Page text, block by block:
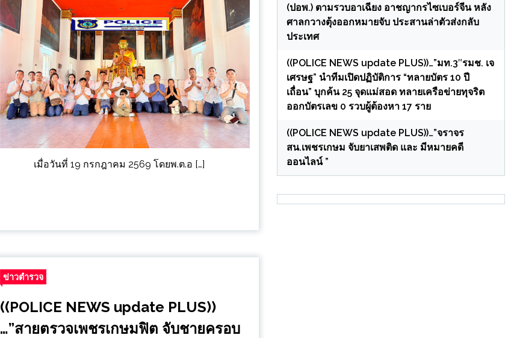
เมื่อวันที่ 19 กรกฎาคม 2569 โดยพ.ต.อ […]
ข่าวตำรวจ
((POLICE NEWS update PLUS))
…”สายตรวจเพชรเกษมฟิต จับชายครอบ
(ปอพ.) ตามรวบอาเฉียง อาชญากรไซเบอร์จีน หลัง
ศาลกวางตุ้งออกหมายจับ ประสานล่าตัวส่งกลับ
ประเทศ
((POLICE NEWS update PLUS))…”มท.3″รมช. เจ
เศรษฐ” นำทีมเปิดปฏิบัติการ “ทลายบัตร 10 ปี
เถื่อน” บุกค้น 25 จุดแม่สอด ทลายเครือข่ายทุจริต
ออกบัตรเลข 0 รวบผู้ต้องหา 17 ราย
((POLICE NEWS update PLUS))…”จราจร
สน.เพชรเกษม จับยาเสพติด และ มีหมายคดี
ออนไลน์ ”